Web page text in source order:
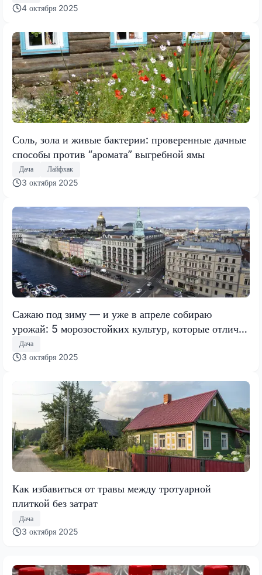
4 октября 2025
Соль, зола и живые бактерии: проверенные дачные
способы против “аромата” выгребной ямы
Дача Лайфхак
3 октября 2025
Сажаю под зиму — и уже в апреле собираю
урожай: 5 морозостойких культур, которые отлично
растут и без теплицы
Дача
3 октября 2025
Как избавиться от травы между тротуарной
плиткой без затрат
Дача
3 октября 2025